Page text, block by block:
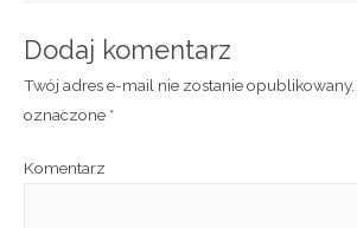
Dodaj komentarz
Twój adres e-mail nie zostanie opublikowany.
oznaczone *
Komentarz